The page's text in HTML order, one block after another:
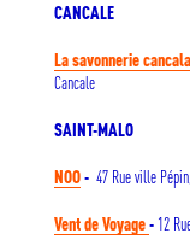
CANCALE
La savonnerie
Cancale
SAINT-MALO
NOO- 47 Rue ville
Vent de Voyage- 12